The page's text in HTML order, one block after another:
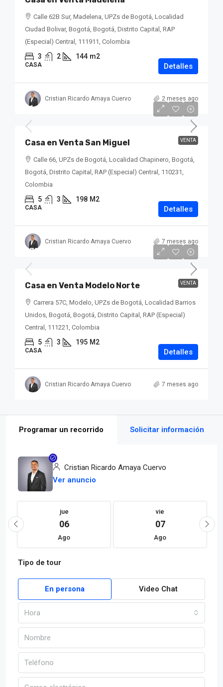
Calle 62B Sur, Madelena, UPZs de Bogotá, Localidad
Ciudad Bolivar, Bogotá, Bogotá, Distrito Capital, RAP
(Especial) Central, 111911, Colombia
3 2 144 m2
CASA Detalles
Cristian Ricardo Amaya Cuervo 2 meses ago
VENTA
$1,100,000,000
Casa en Venta San Miguel
Calle 66, UPZs de Bogotá, Localidad Chapinero, Bogotá,
Bogotá, Distrito Capital, RAP (Especial) Central, 110231,
Colombia
5 3 198 M2
CASA Detalles
Cristian Ricardo Amaya Cuervo 7 meses ago
VENTA
$700,000,000
Casa en Venta Modelo Norte
Carrera 57C, Modelo, UPZs de Bogotá, Localidad Barrios
Unidos, Bogotá, Bogotá, Distrito Capital, RAP (Especial)
Central, 111221, Colombia
5 3 195 M2
CASA Detalles
Cristian Ricardo Amaya Cuervo 7 meses ago
Programar un recorrido Solicitar información
Cristian Ricardo Amaya Cuervo
Ver anuncio
jue
06
Ago
vie
07
Ago
Tipo de tour
En persona Video Chat
Hora